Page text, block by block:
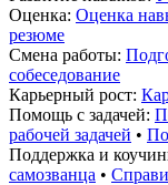
Оценка: Оценка
резюме
Смена работы:
собеседование
Карьерный рост:
Помощь с задачей:
рабочей задачей •
Поддержка и
самозванца •